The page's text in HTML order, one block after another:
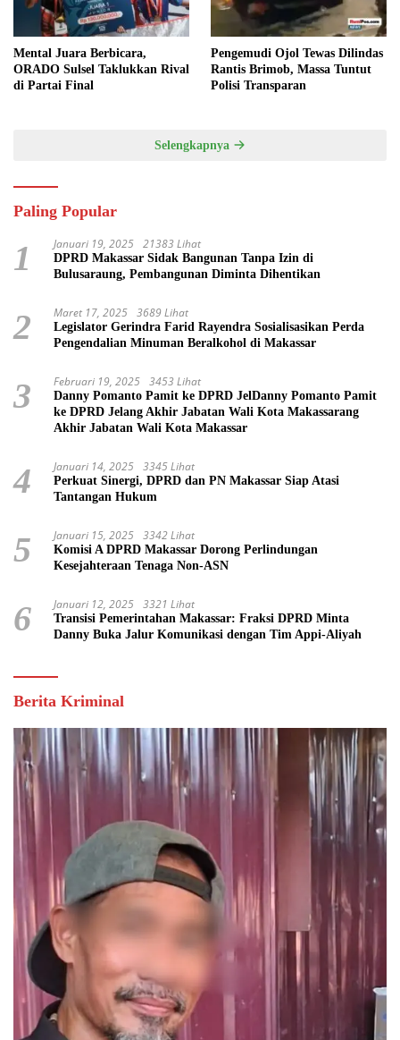
Mental Juara Berbicara,
ORADO Sulsel Taklukkan Rival
di Partai Final
Pengemudi Ojol Tewas Dilindas
Rantis Brimob, Massa Tuntut
Polisi Transparan
Selengkapnya
Paling Popular
1 Januari 19, 2025 21383 Lihat
DPRD Makassar Sidak Bangunan Tanpa Izin di
Bulusaraung, Pembangunan Diminta Dihentikan
2 Maret 17, 2025 3689 Lihat
Legislator Gerindra Farid Rayendra Sosialisasikan Perda
Pengendalian Minuman Beralkohol di Makassar
3 Februari 19, 2025 3453 Lihat
Danny Pomanto Pamit ke DPRD JelDanny Pomanto Pamit
ke DPRD Jelang Akhir Jabatan Wali Kota Makassarang
Akhir Jabatan Wali Kota Makassar
4 Januari 14, 2025 3345 Lihat
Perkuat Sinergi, DPRD dan PN Makassar Siap Atasi
Tantangan Hukum
5 Januari 15, 2025 3342 Lihat
Komisi A DPRD Makassar Dorong Perlindungan
Kesejahteraan Tenaga Non-ASN
6 Januari 12, 2025 3321 Lihat
Transisi Pemerintahan Makassar: Fraksi DPRD Minta
Danny Buka Jalur Komunikasi dengan Tim Appi-Aliyah
Berita Kriminal